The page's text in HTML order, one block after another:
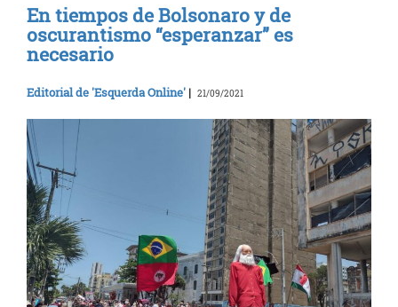
En tiempos de Bolsonaro y de
oscurantismo “esperanzar” es
necesario
Editorial de 'Esquerda Online' | 21/09/2021